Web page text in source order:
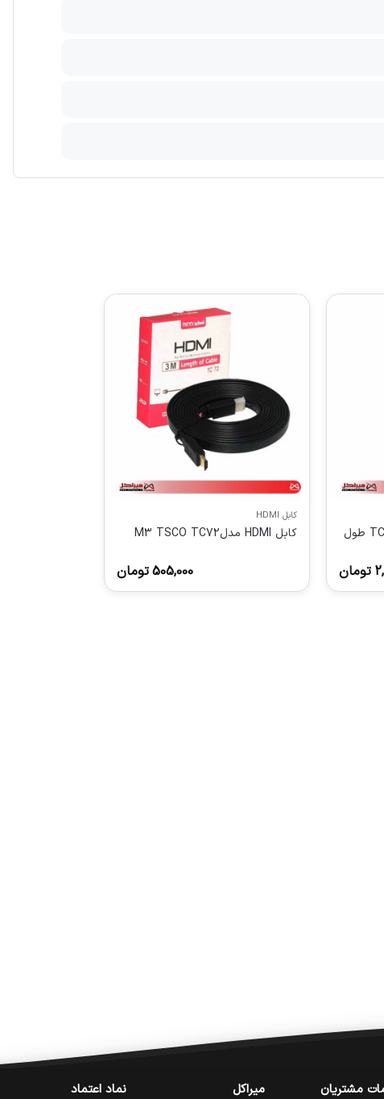
کابل HDMI تسکو مدل TCH 72 طول
تومان
کابل HDMI
کابل HDMI مدلM3 TSCO TC72
505,000تومان
مشتریان میراکل نماد اعتماد